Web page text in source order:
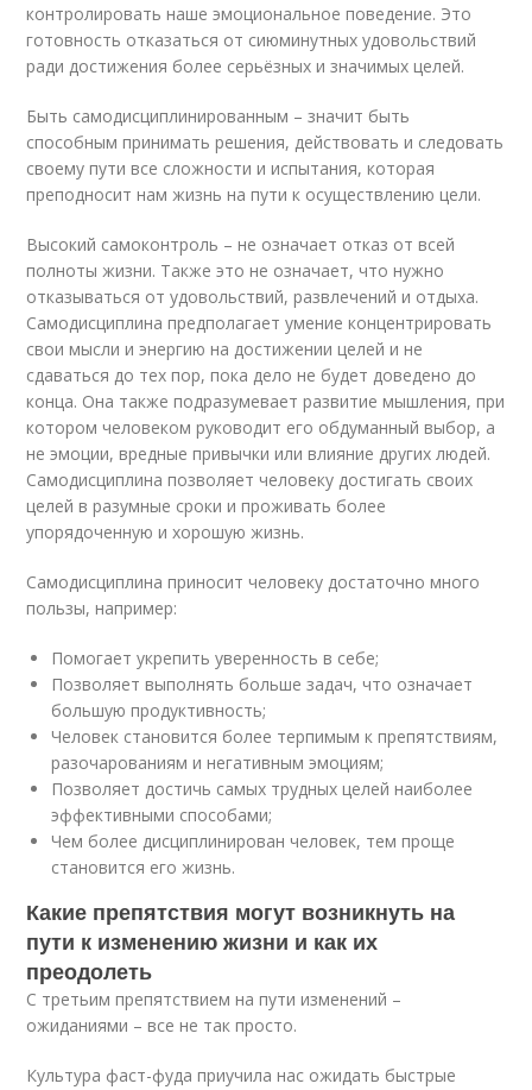
контролировать наше эмоциональное поведение. Это
готовность отказаться от сиюминутных удовольствий
ради достижения более серьёзных и значимых целей.
Быть самодисциплинированным – значит быть
способным принимать решения, действовать и следовать
своему пути все сложности и испытания, которая
преподносит нам жизнь на пути к осуществлению цели.
Высокий самоконтроль – не означает отказ от всей
полноты жизни. Также это не означает, что нужно
отказываться от удовольствий, развлечений и отдыха.
Самодисциплина предполагает умение концентрировать
свои мысли и энергию на достижении целей и не
сдаваться до тех пор, пока дело не будет доведено до
конца. Она также подразумевает развитие мышления, при
котором человеком руководит его обдуманный выбор, а
не эмоции, вредные привычки или влияние других людей.
Самодисциплина позволяет человеку достигать своих
целей в разумные сроки и проживать более
упорядоченную и хорошую жизнь.
Самодисциплина приносит человеку достаточно много
пользы, например:
Помогает укрепить уверенность в себе;
Позволяет выполнять больше задач, что означает
большую продуктивность;
Человек становится более терпимым к препятствиям,
разочарованиям и негативным эмоциям;
Позволяет достичь самых трудных целей наиболее
эффективными способами;
Чем более дисциплинирован человек, тем проще
становится его жизнь.
Какие препятствия могут возникнуть на
пути к изменению жизни и как их
преодолеть
С третьим препятствием на пути изменений –
ожиданиями – все не так просто.
Культура фаст-фуда приучила нас ожидать быстрые